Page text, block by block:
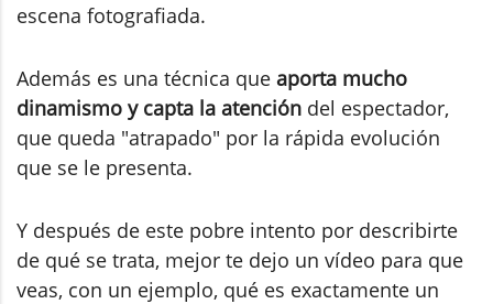
escena fotografiada.
Además es una técnica que aporta mucho
dinamismo y capta la atención del espectador,
que queda "atrapado" por la rápida evolución
que se le presenta.
Y después de este pobre intento por describirte
de qué se trata, mejor te dejo un vídeo para que
veas, con un ejemplo, qué es exactamente un